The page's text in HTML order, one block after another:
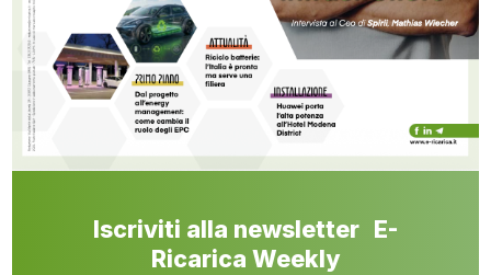
Iscriviti alla newsletter E-
Ricarica Weekly